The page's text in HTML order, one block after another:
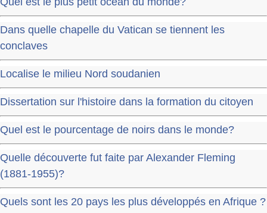
Dans quelle chapelle du Vatican se tiennent les
conclaves
Localise le milieu Nord soudanien
Dissertation sur l'histoire dans la formation du citoyen
Quel est le pourcentage de noirs dans le monde?
Quelle découverte fut faite par Alexander Fleming
(1881-1955)?
Quels sont les 20 pays les plus développés en Afrique ?